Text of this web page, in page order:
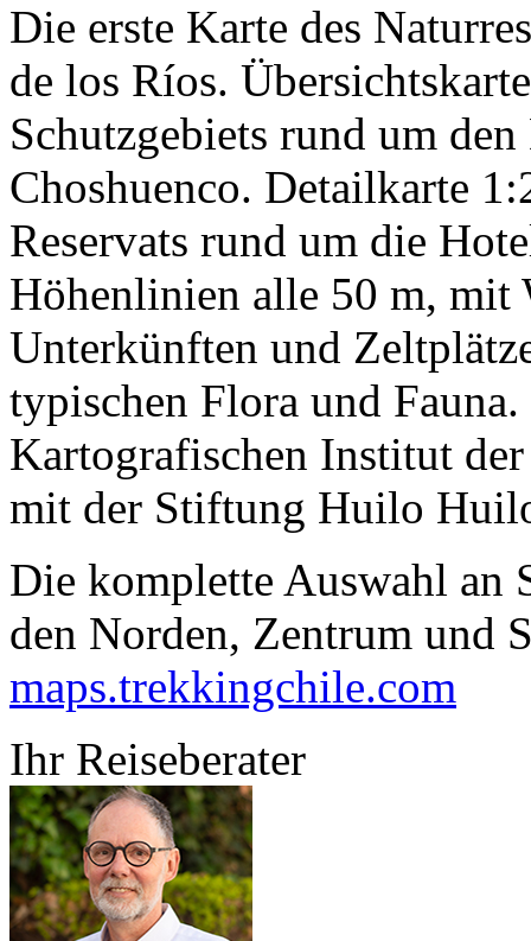
Die erste Karte des
de los Ríos.
Schutzgebiets rund um
Choshuenco. Detailkarte
Reservats rund um die
Höhenlinien alle 50 m, mit
Unterkünften und
typischen Flora und
Kartografischen Institut
mit der Stiftung Huilo
Die komplette Auswahl an
den Norden, Zentrum und
maps.trekkingchile.com
Ihr Reiseberater